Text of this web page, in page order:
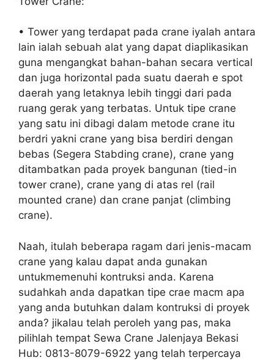
• Tower yang terdapat pada crane iyalah antara
lain ialah sebuah alat yang dapat diaplikasikan
guna mengangkat bahan-bahan secara vertical
dan juga horizontal pada suatu daerah e spot
daerah yang letaknya lebih tinggi dari pada
ruang gerak yang terbatas. Untuk tipe crane
yang satu ini dibagi dalam metode crane itu
berdri yakni crane yang bisa berdiri dengan
bebas (Segera Stabding crane), crane yang
ditambatkan pada proyek bangunan (tied-in
tower crane), crane yang di atas rel (rail
mounted crane) dan crane panjat (climbing
crane).
Naah, itulah beberapa ragam dari jenis-macam
crane yang kalau dapat anda gunakan
untukmemenuhi kontruksi anda. Karena
sudahkah anda dapatkan tipe crae macm apa
yang anda butuhkan dalam kontruksi di proyek
anda? jikalau telah peroleh yang pas, maka
pilihlah tempat Sewa Crane Jalenjaya Bekasi
Hub: 0813-8079-6922 yang telah terpercaya